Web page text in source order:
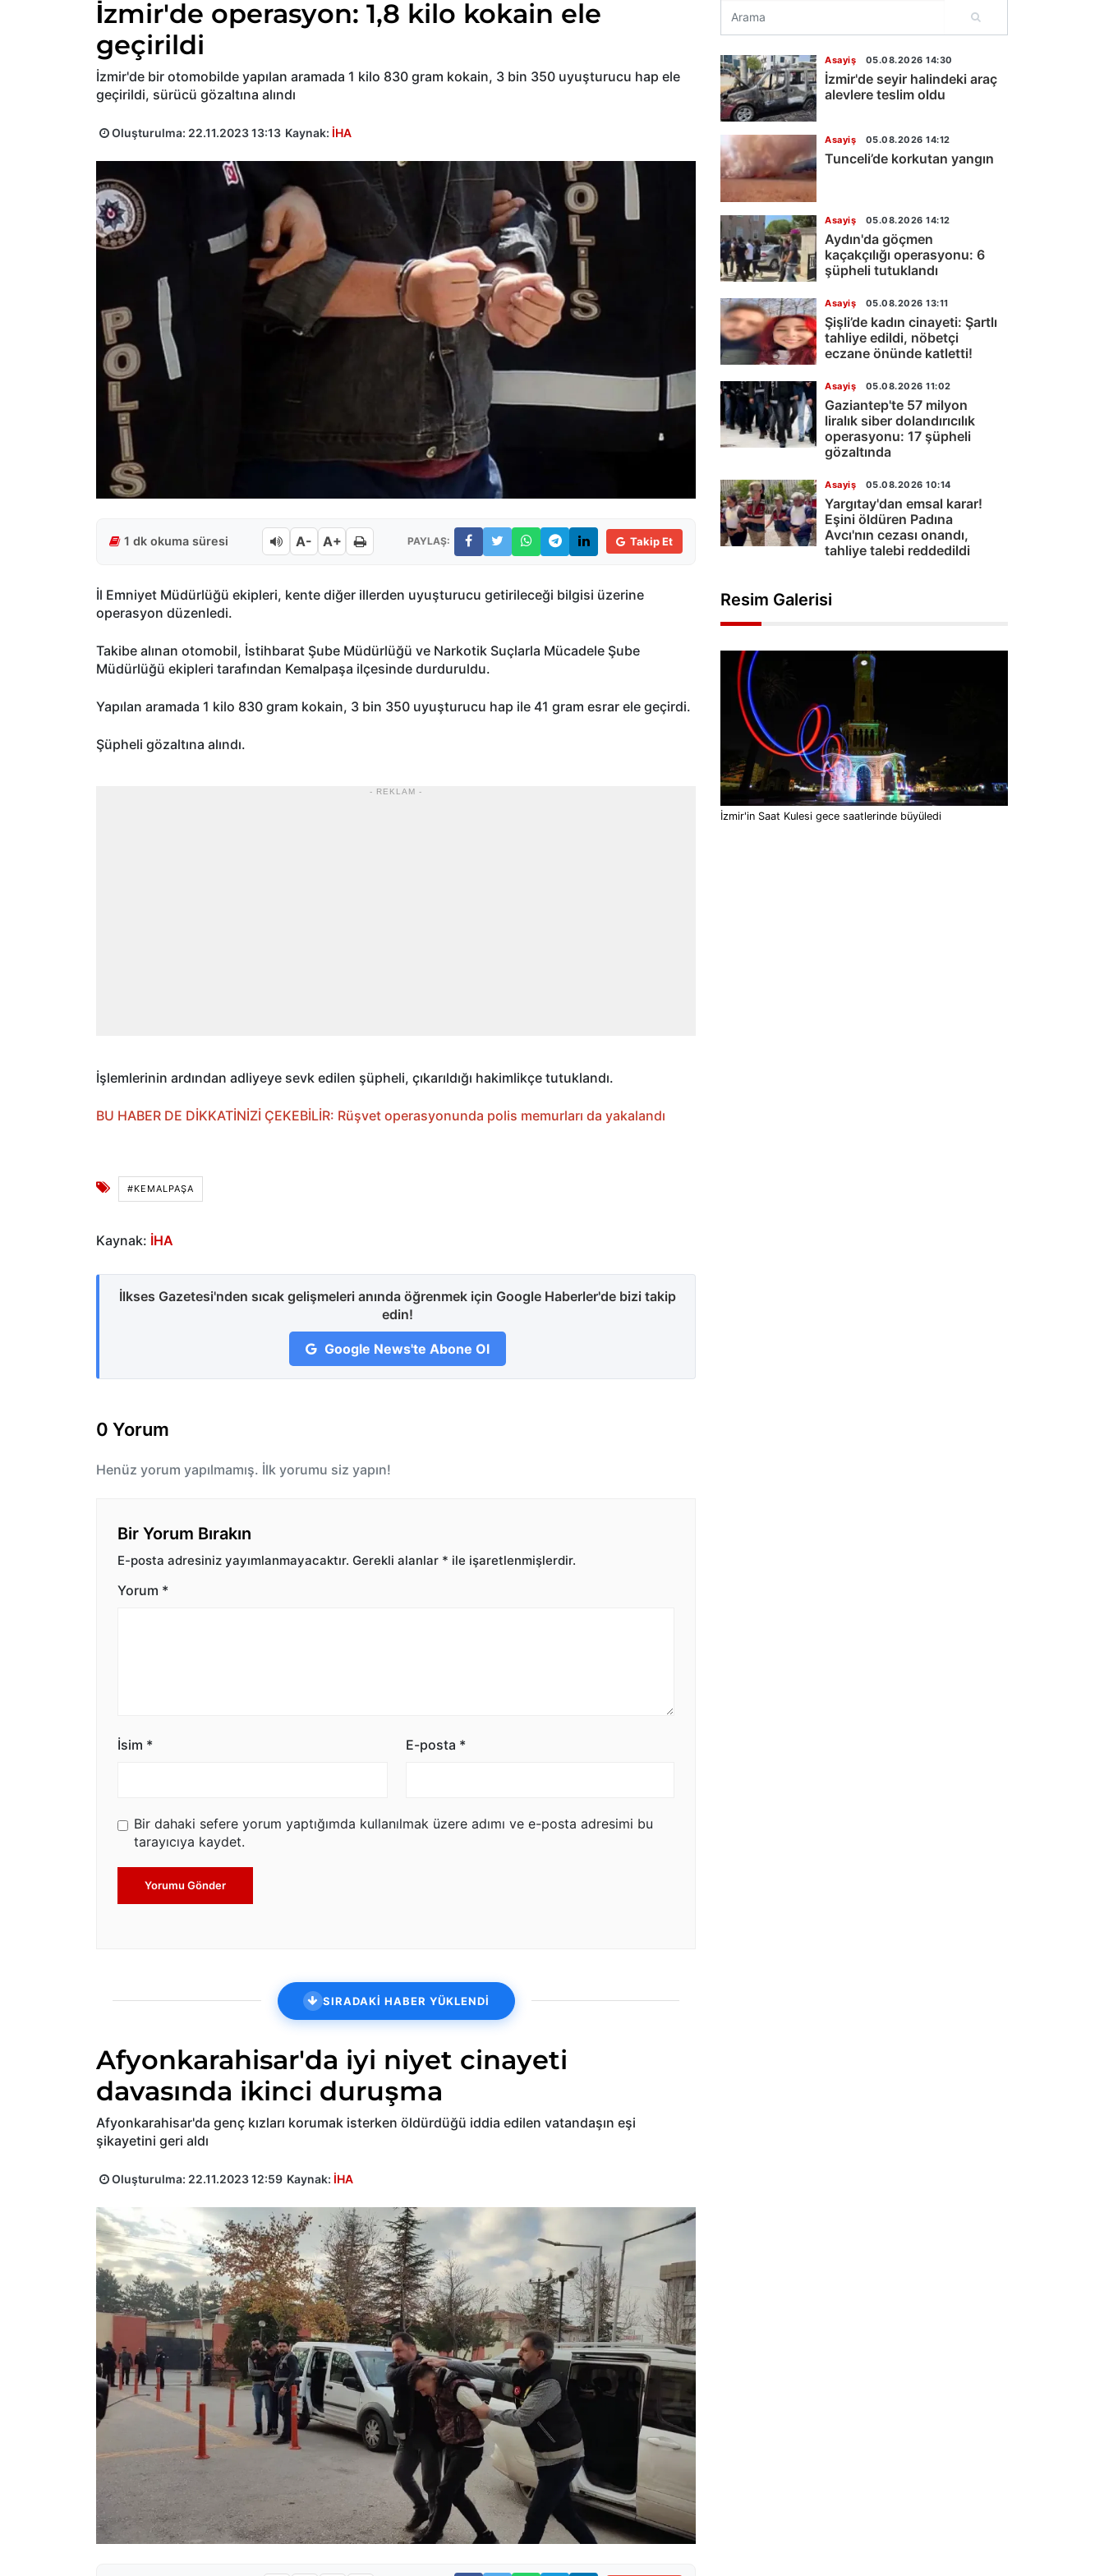
İzmir'de operasyon: 1,8 kilo kokain ele
geçirildi
İzmir'de bir otomobilde yapılan aramada 1 kilo 830 gram kokain, 3 bin 350 uyuşturucu hap ele
geçirildi, sürücü gözaltına alındı
Oluşturulma: 22.11.2023 13:13 Kaynak: İHA
1 dk okuma süresi A- A+ PAYLAŞ: Takip Et
İl Emniyet Müdürlüğü ekipleri, kente diğer illerden uyuşturucu getirileceği bilgisi üzerine
operasyon düzenledi.
Takibe alınan otomobil, İstihbarat Şube Müdürlüğü ve Narkotik Suçlarla Mücadele Şube
Müdürlüğü ekipleri tarafından Kemalpaşa ilçesinde durduruldu.
Yapılan aramada 1 kilo 830 gram kokain, 3 bin 350 uyuşturucu hap ile 41 gram esrar ele geçirdi.
Şüpheli gözaltına alındı.
- REKLAM -
İşlemlerinin ardından adliyeye sevk edilen şüpheli, çıkarıldığı hakimlikçe tutuklandı.
BU HABER DE DİKKATİNİZİ ÇEKEBİLİR: Rüşvet operasyonunda polis memurları da yakalandı
#KEMALPAŞA
Kaynak: İHA
İlkses Gazetesi'nden sıcak gelişmeleri anında öğrenmek için Google Haberler'de bizi takip
edin!
Google News'te Abone Ol
0 Yorum
Henüz yorum yapılmamış. İlk yorumu siz yapın!
Bir Yorum Bırakın
E-posta adresiniz yayımlanmayacaktır. Gerekli alanlar * ile işaretlenmişlerdir.
Yorum *
İsim * E-posta *
Bir dahaki sefere yorum yaptığımda kullanılmak üzere adımı ve e-posta adresimi bu
tarayıcıya kaydet.
Yorumu Gönder
SIRADAKİ HABER YÜKLENDİ
Afyonkarahisar'da iyi niyet cinayeti
davasında ikinci duruşma
Afyonkarahisar'da genç kızları korumak isterken öldürdüğü iddia edilen vatandaşın eşi
şikayetini geri aldı
Oluşturulma: 22.11.2023 12:59 Kaynak: İHA
Asayiş 05.08.2026 14:30
İzmir'de seyir halindeki araç
alevlere teslim oldu
Asayiş 05.08.2026 14:12
Tunceli’de korkutan yangın
Asayiş 05.08.2026 14:12
Aydın'da göçmen
kaçakçılığı operasyonu: 6
şüpheli tutuklandı
Asayiş 05.08.2026 13:11
Şişli’de kadın cinayeti: Şartlı
tahliye edildi, nöbetçi
eczane önünde katletti!
Asayiş 05.08.2026 11:02
Gaziantep'te 57 milyon
liralık siber dolandırıcılık
operasyonu: 17 şüpheli
gözaltında
Asayiş 05.08.2026 10:14
Yargıtay'dan emsal karar!
Eşini öldüren Padına
Avcı'nın cezası onandı,
tahliye talebi reddedildi
Resim Galerisi
İzmir'in Saat Kulesi gece saatlerinde büyüledi